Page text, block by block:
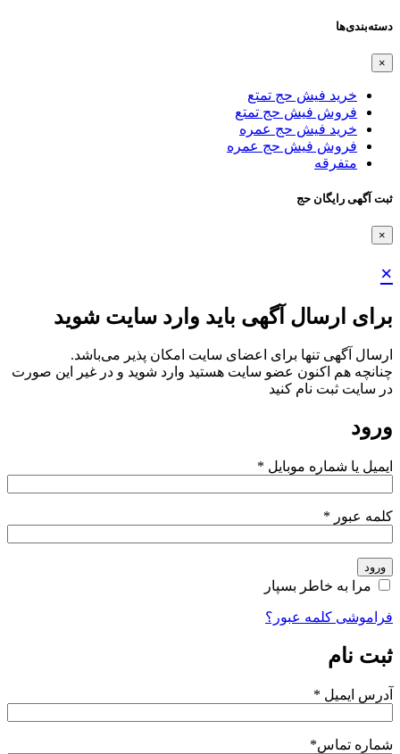
دسته‌بندی‌ها
×
خرید فیش حج تمتع
فروش فیش حج تمتع
خرید فیش حج عمره
فروش فیش حج عمره
متفرقه
ثبت آگهی رایگان حج
×
×
برای ارسال آگهی باید وارد سایت شوید
ارسال آگهی تنها برای اعضای سایت امکان پذیر می‌باشد.
چنانچه هم‌ اکنون عضو سایت هستید وارد شوید و در غیر این صورت
در سایت ثبت نام کنید
ورود
ایمیل یا شماره موبایل *
کلمه عبور *
ورود
مرا به خاطر بسپار
فراموشی کلمه عبور؟
ثبت نام
آدرس ایمیل *
شماره تماس*